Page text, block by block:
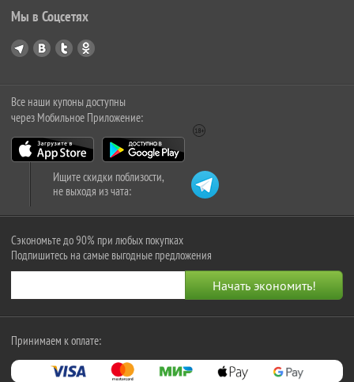
Мы в Соцсетях
Все наши купоны доступны
через Мобильное Приложение:
Ищите скидки поблизости,
не выходя из чата:
Сэкономьте до 90% при любых покупках
Подпишитесь на самые выгодные предложения
Принимаем к оплате: